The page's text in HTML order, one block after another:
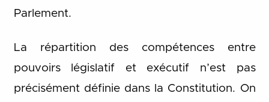
Parlement.
La répartition des compétences entre
pouvoirs législatif et exécutif n’est pas
précisément définie dans la Constitution. On